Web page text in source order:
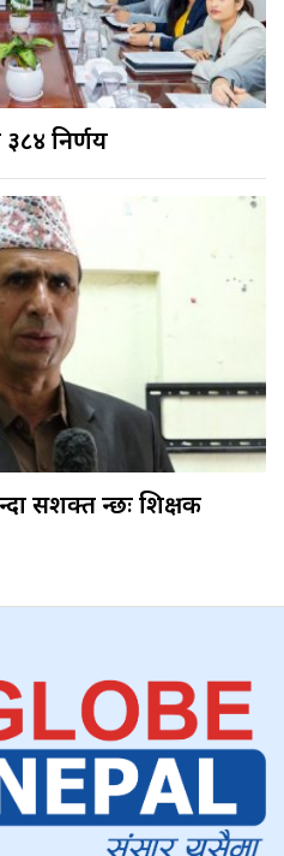
३८४ निर्णय
सशक्त हुन्छः शिक्षक